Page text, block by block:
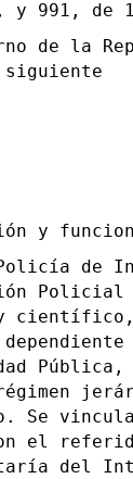
y 991, de
de la
y
de
Policial
Pública,
Se
el
del